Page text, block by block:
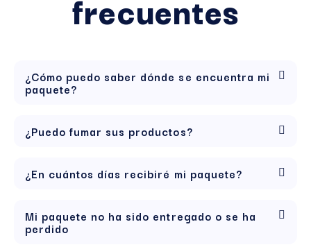
¿Cómo puedo saber dónde se encuentra mi
paquete?
¿Puedo fumar sus productos?
¿En cuántos días recibiré mi paquete?
Mi paquete no ha sido entregado o se ha
perdido